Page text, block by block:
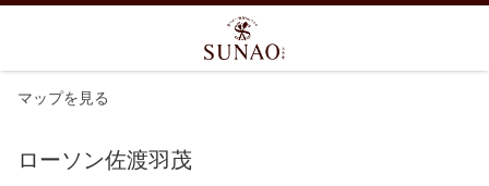
マップを見る
ローソン佐渡羽茂